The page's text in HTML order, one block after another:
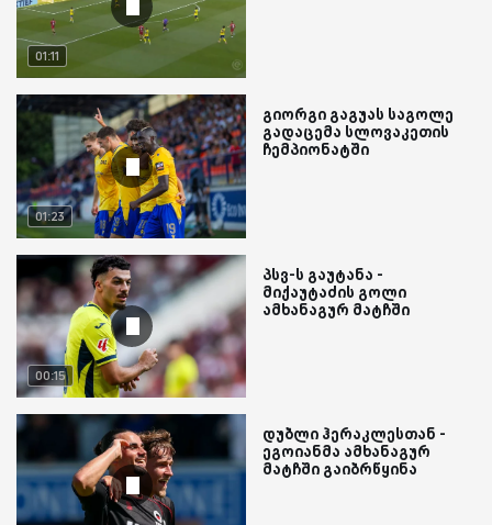
01:11
01:23
გიორგი გაგუას საგოლე
გადაცემა სლოვაკეთის
ჩემპიონატში
00:15
პსვ-ს გაუტანა -
მიქაუტაძის გოლი
ამხანაგურ მატჩში
დუბლი ჰერაკლესთან -
ეგოიანმა ამხანაგურ
მატჩში გაიბრწყინა